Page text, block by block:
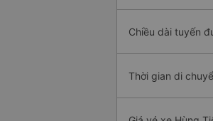
Chiều dài tuyến
Thời gian di